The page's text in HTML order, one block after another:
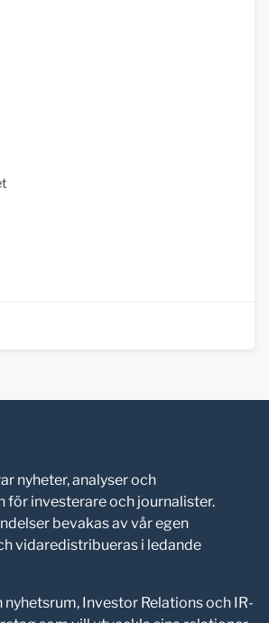
nyheter, analyser och
för investerare och journalister.
bevakas av vår egen
vidaredistribueras i ledande
Investor Relations och IR-